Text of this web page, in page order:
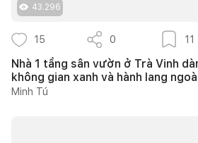
43.296
15 0 11
Nhà 1 tầng sân vườn ở Trà Vinh
không gian xanh và hành lang
Minh Tú